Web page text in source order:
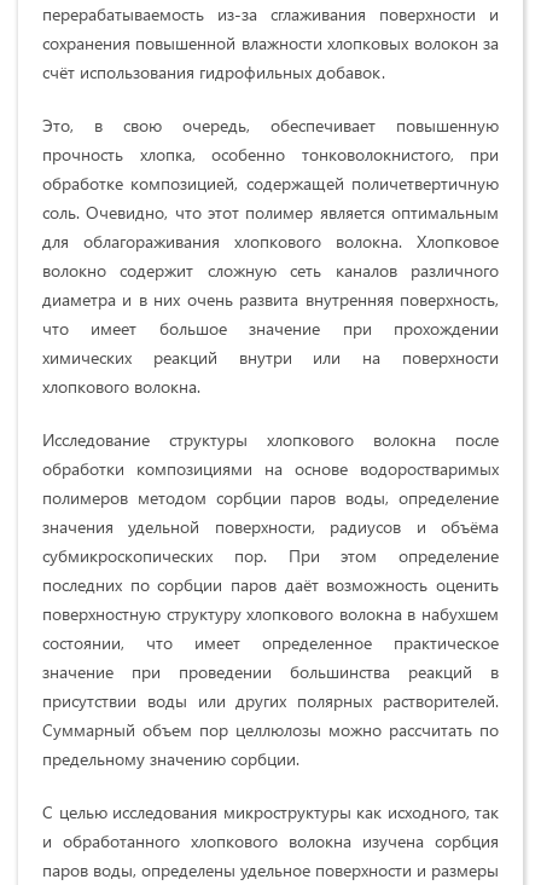
перерабатываемость из-за сглаживания поверхности и
сохранения повышенной влажности хлопковых волокон за
счёт использования гидрофильных добавок.
Это, в свою очередь, обеспечивает повышенную
прочность хлопка, особенно тонковолокнистого, при
обработке композицией, содержащей поличетвертичную
соль. Очевидно, что этот полимер является оптимальным
для облагораживания хлопкового волокна. Хлопковое
волокно содержит сложную сеть каналов различного
диаметра и в них очень развита внутренняя поверхность,
что имеет большое значение при прохождении
химических реакций внутри или на поверхности
хлопкового волокна.
Исследование структуры хлопкового волокна после
обработки композициями на основе водоростваримых
полимеров методом сорбции паров воды, определение
значения удельной поверхности, радиусов и объёма
субмикроскопических пор. При этом определение
последних по сорбции паров даёт возможность оценить
поверхностную структуру хлопкового волокна в набухшем
состоянии, что имеет определенное практическое
значение при проведении большинства реакций в
присутствии воды или других полярных растворителей.
Суммарный объем пор целлюлозы можно рассчитать по
предельному значению сорбции.
С целью исследования микроструктуры как исходного, так
и обработанного хлопкового волокна изучена сорбция
паров воды, определены удельное поверхности и размеры